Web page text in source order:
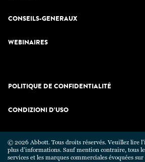
CONSEILS-GENERAUX
WEBINAIRES
POLITIQUE DE CONFIDENTIALITÉ
CONDIZIONI D’USO
© 2026 Abbott. Tous droits réservés. Veuillez lire
plus d’informations. Sauf mention contraire, tous
services et les marques commerciales évoquées